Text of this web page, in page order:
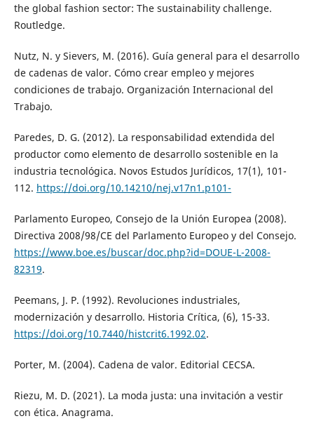
the global fashion sector: The sustainability challenge.
Routledge.
Nutz, N. y Sievers, M. (2016). Guía general para el desarrollo
de cadenas de valor. Cómo crear empleo y mejores
condiciones de trabajo. Organización Internacional del
Trabajo.
Paredes, D. G. (2012). La responsabilidad extendida del
productor como elemento de desarrollo sostenible en la
industria tecnológica. Novos Estudos Jurídicos, 17(1), 101-
112. https://doi.org/10.14210/nej.v17n1.p101-
Parlamento Europeo, Consejo de la Unión Europea (2008).
Directiva 2008/98/CE del Parlamento Europeo y del Consejo.
https://www.boe.es/buscar/doc.php?id=DOUE-L-2008-
82319.
Peemans, J. P. (1992). Revoluciones industriales,
modernización y desarrollo. Historia Crítica, (6), 15-33.
https://doi.org/10.7440/histcrit6.1992.02.
Porter, M. (2004). Cadena de valor. Editorial CECSA.
Riezu, M. D. (2021). La moda justa: una invitación a vestir
con ética. Anagrama.